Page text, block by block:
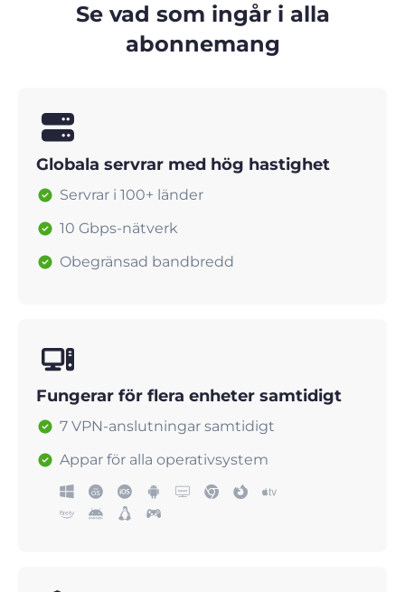
Se vad som ingår i alla
abonnemang
Globala servrar med hög hastighet
Servrar i 100+ länder
10 Gbps-nätverk
Obegränsad bandbredd
Fungerar för flera enheter samtidigt
7 VPN-anslutningar samtidigt
Appar för alla operativsystem